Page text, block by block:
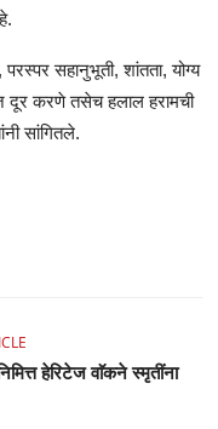
सहानुभूती, शांतता, योग्य
दूर करणे तसेच हलाल हरामची
सांगितले.
हेरिटेज वाॅकने स्मृतींना